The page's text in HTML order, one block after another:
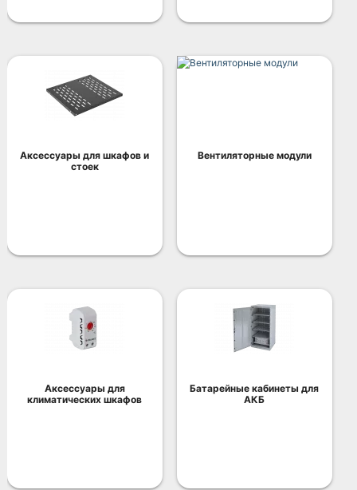
Аксессуары для шкафов и
стоек
Вентиляторные модули
Аксессуары для
климатических шкафов
Батарейные кабинеты для
АКБ